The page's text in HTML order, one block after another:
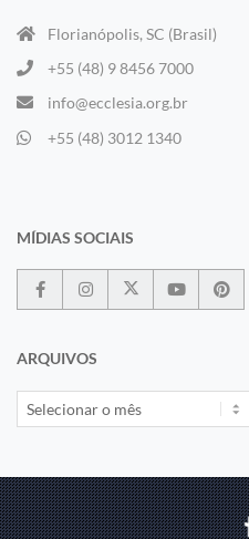
Florianópolis, SC (Brasil)
+55 (48) 9 8456 7000
info@ecclesia.org.br
+55 (48) 3012 1340
MÍDIAS SOCIAIS
ARQUIVOS